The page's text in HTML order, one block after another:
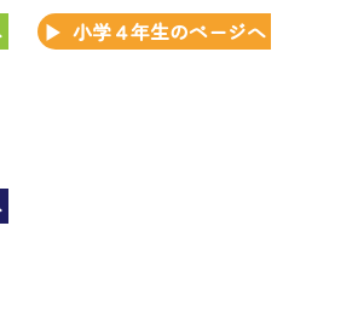
小学４年生のページへ